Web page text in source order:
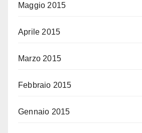
Maggio 2015
Aprile 2015
Marzo 2015
Febbraio 2015
Gennaio 2015